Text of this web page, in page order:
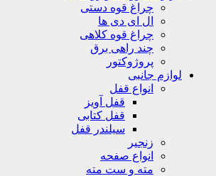
چراغ قوه دستی
ال ای دی ها
چراغ قوه کلاهی
چند راهی برق
پروژوکتور
لوازم جانبی
انواع قفل
قفل آویز
قفل کتابی
سیلندر قفل
زنجیر
انواع صفحه
مته و ست مته